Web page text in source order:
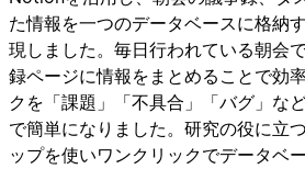
た情報を一つのデータベースに格納
現しました。毎日行われている朝会
録ページに情報をまとめることで効
クを「課題」「不具合」「バグ」な
で簡単になりました。研究の役に立
ップを使いワンクリックでデータベ